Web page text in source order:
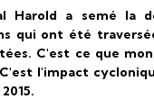
Harold a semé la
qui ont été
C'est ce que
l'impact